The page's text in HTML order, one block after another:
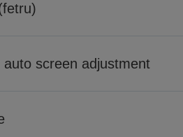
screen adjustment